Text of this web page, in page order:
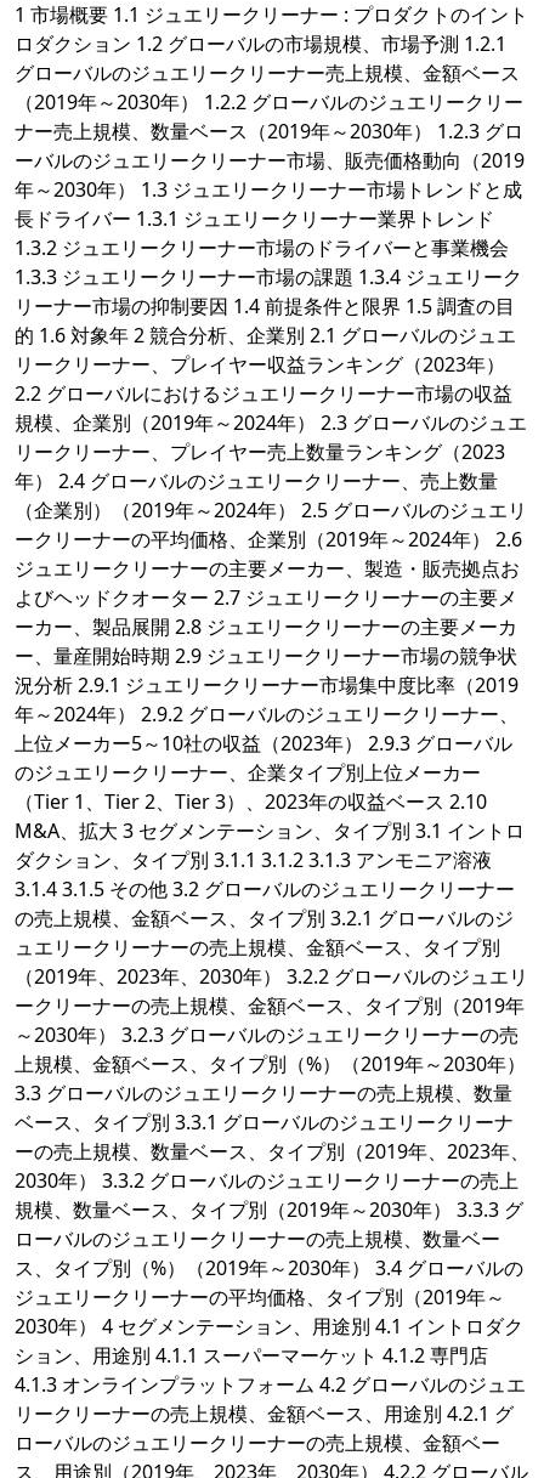
1 市場概要 1.1 ジュエリークリーナー : プロダクトのイント
ロダクション 1.2 グローバルの市場規模、市場予測 1.2.1
グローバルのジュエリークリーナー売上規模、金額ベース
（2019年～2030年） 1.2.2 グローバルのジュエリークリー
ナー売上規模、数量ベース（2019年～2030年） 1.2.3 グロ
ーバルのジュエリークリーナー市場、販売価格動向（2019
年～2030年） 1.3 ジュエリークリーナー市場トレンドと成
長ドライバー 1.3.1 ジュエリークリーナー業界トレンド
1.3.2 ジュエリークリーナー市場のドライバーと事業機会
1.3.3 ジュエリークリーナー市場の課題 1.3.4 ジュエリーク
リーナー市場の抑制要因 1.4 前提条件と限界 1.5 調査の目
的 1.6 対象年 2 競合分析、企業別 2.1 グローバルのジュエ
リークリーナー、プレイヤー収益ランキング（2023年）
2.2 グローバルにおけるジュエリークリーナー市場の収益
規模、企業別（2019年～2024年） 2.3 グローバルのジュエ
リークリーナー、プレイヤー売上数量ランキング（2023
年） 2.4 グローバルのジュエリークリーナー、売上数量
（企業別）（2019年～2024年） 2.5 グローバルのジュエリ
ークリーナーの平均価格、企業別（2019年～2024年） 2.6
ジュエリークリーナーの主要メーカー、製造・販売拠点お
よびヘッドクオーター 2.7 ジュエリークリーナーの主要メ
ーカー、製品展開 2.8 ジュエリークリーナーの主要メーカ
ー、量産開始時期 2.9 ジュエリークリーナー市場の競争状
況分析 2.9.1 ジュエリークリーナー市場集中度比率（2019
年～2024年） 2.9.2 グローバルのジュエリークリーナー、
上位メーカー5～10社の収益（2023年） 2.9.3 グローバル
のジュエリークリーナー、企業タイプ別上位メーカー
（Tier 1、Tier 2、Tier 3）、2023年の収益ベース 2.10
M&A、拡大 3 セグメンテーション、タイプ別 3.1 イントロ
ダクション、タイプ別 3.1.1 3.1.2 3.1.3 アンモニア溶液
3.1.4 3.1.5 その他 3.2 グローバルのジュエリークリーナー
の売上規模、金額ベース、タイプ別 3.2.1 グローバルのジ
ュエリークリーナーの売上規模、金額ベース、タイプ別
（2019年、2023年、2030年） 3.2.2 グローバルのジュエリ
ークリーナーの売上規模、金額ベース、タイプ別（2019年
～2030年） 3.2.3 グローバルのジュエリークリーナーの売
上規模、金額ベース、タイプ別（%）（2019年～2030年）
3.3 グローバルのジュエリークリーナーの売上規模、数量
ベース、タイプ別 3.3.1 グローバルのジュエリークリーナ
ーの売上規模、数量ベース、タイプ別（2019年、2023年、
2030年） 3.3.2 グローバルのジュエリークリーナーの売上
規模、数量ベース、タイプ別（2019年～2030年） 3.3.3 グ
ローバルのジュエリークリーナーの売上規模、数量ベー
ス、タイプ別（%）（2019年～2030年） 3.4 グローバルの
ジュエリークリーナーの平均価格、タイプ別（2019年～
2030年） 4 セグメンテーション、用途別 4.1 イントロダク
ション、用途別 4.1.1 スーパーマーケット 4.1.2 専門店
4.1.3 オンラインプラットフォーム 4.2 グローバルのジュエ
リークリーナーの売上規模、金額ベース、用途別 4.2.1 グ
ローバルのジュエリークリーナーの売上規模、金額ベー
ス、用途別（2019年、2023年、2030年） 4.2.2 グローバル